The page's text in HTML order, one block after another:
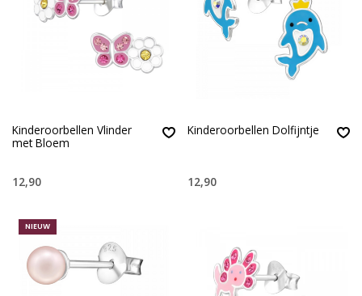
Kinderoorbellen Vlinder
met Bloem
12,90
Kinderoorbellen Dolfijntje
12,90
NIEUW